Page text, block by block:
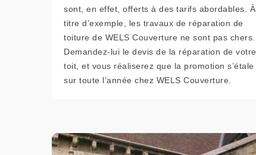
sont, en effet, offerts à des tarifs abordables. À
titre d’exemple, les travaux de réparation de
toiture de WELS Couverture ne sont pas chers.
Demandez-lui le devis de la réparation de votre
toit, et vous réaliserez que la promotion s’étale
sur toute l’année chez WELS Couverture.